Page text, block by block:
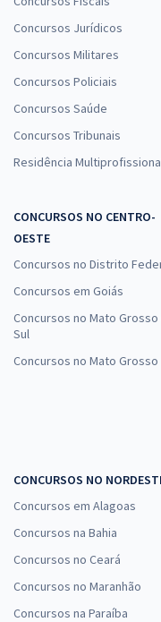
Concursos Jurídicos
Concursos Militares
Concursos Policiais
Concursos Saúde
Concursos Tribunais
Residência
CONCURSOS NO CENTRO-
OESTE
Concursos no Distrito
Concursos em Goiás
Concursos no Mato Grosso
Sul
Concursos no Mato Grosso
CONCURSOS NO
Concursos em Alagoas
Concursos na Bahia
Concursos no Ceará
Concursos no Maranhão
Concursos na Paraíba